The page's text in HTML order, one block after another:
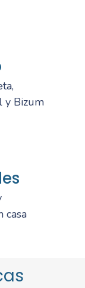
y Bizum
casa